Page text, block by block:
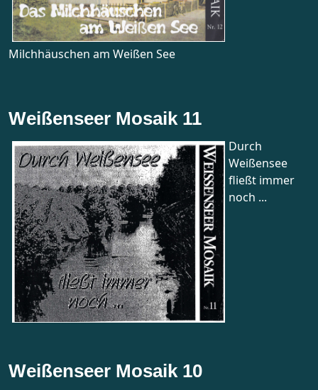
Milchhäuschen am Weißen See
Weißenseer Mosaik 11
Durch
Weißensee
fließt immer
noch ...
Weißenseer Mosaik 10